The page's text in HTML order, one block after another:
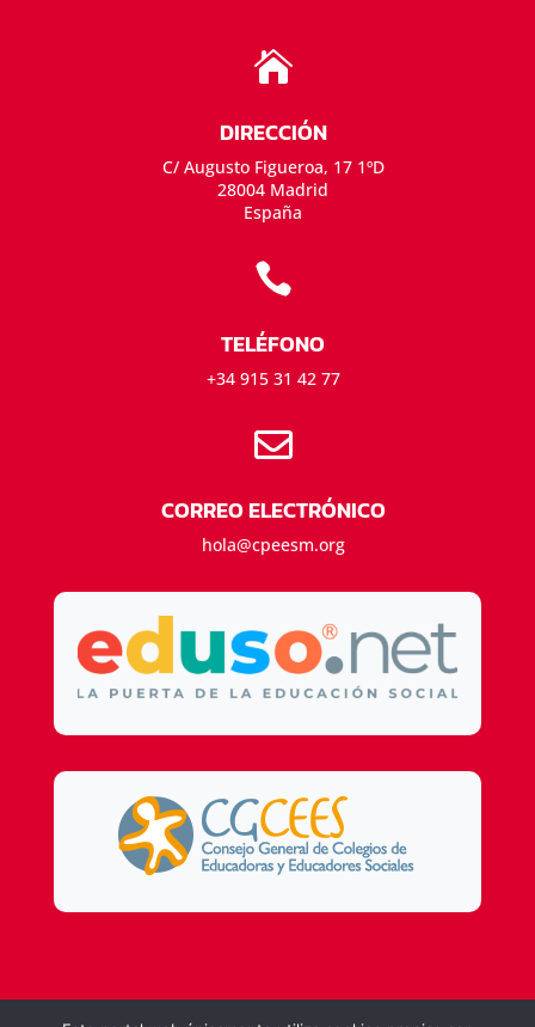

DIRECCIÓN
C/ Augusto Figueroa, 17 1ºD
28004 Madrid
España

TELÉFONO
+34 915 31 42 77

CORREO ELECTRÓNICO
hola@cpeesm.org